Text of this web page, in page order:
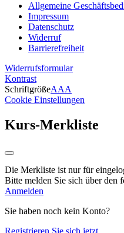
Allgemeine
Impressum
Datenschutz
Widerruf
Barrierefreiheit
Widerrufsformular
Kontrast
SchriftgrößeAAA
Cookie Einstellungen
Kurs-Merkliste
Die Merkliste ist nur für
Bitte melden Sie sich über den
Anmelden
Sie haben noch kein Konto?
Registrieren Sie sich jetzt